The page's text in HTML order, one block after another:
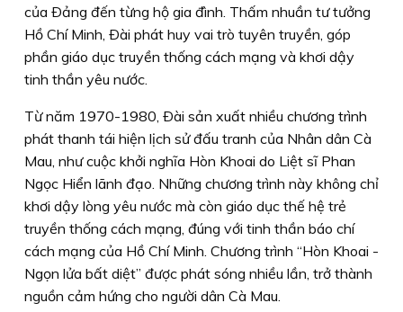
của Ðảng đến từng hộ gia đình. Thấm nhuần tư tưởng
Hồ Chí Minh, Ðài phát huy vai trò tuyên truyền, góp
phần giáo dục truyền thống cách mạng và khơi dậy
tinh thần yêu nước.
Từ năm 1970-1980, Ðài sản xuất nhiều chương trình
phát thanh tái hiện lịch sử đấu tranh của Nhân dân Cà
Mau, như cuộc khởi nghĩa Hòn Khoai do Liệt sĩ Phan
Ngọc Hiển lãnh đạo. Những chương trình này không chỉ
khơi dậy lòng yêu nước mà còn giáo dục thế hệ trẻ
truyền thống cách mạng, đúng với tinh thần báo chí
cách mạng của Hồ Chí Minh. Chương trình “Hòn Khoai -
Ngọn lửa bất diệt” được phát sóng nhiều lần, trở thành
nguồn cảm hứng cho người dân Cà Mau.